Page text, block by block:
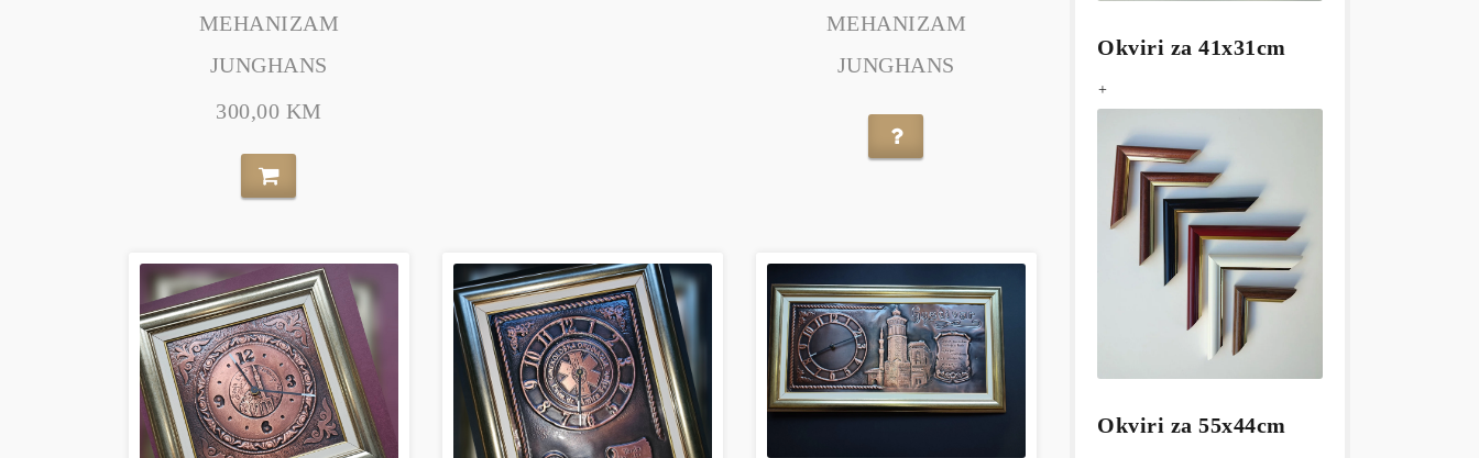
MEHANIZAM
JUNGHANS
300,00 KM
MEHANIZAM
JUNGHANS
Okviri za 41x31cm
+
Okviri za 55x44cm